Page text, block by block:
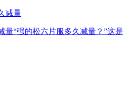
量“强的松六片服多久减量？”这是